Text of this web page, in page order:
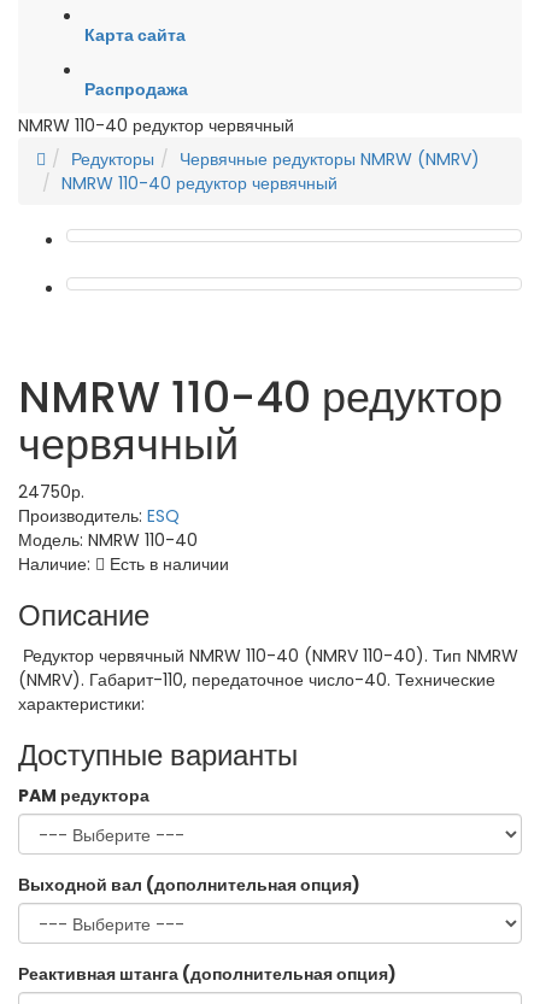
Карта сайта
Распродажа
NMRW 110-40 редуктор червячный
Редукторы
Червячные редукторы NMRW (NMRV)
NMRW 110-40 редуктор червячный
NMRW 110-40 редуктор
червячный
24750р.
Производитель: ESQ
Модель: NMRW 110-40
Наличие:
Есть в наличии
Описание
Редуктор червячный NMRW 110-40 (NMRV 110-40). Тип NMRW
(NMRV). Габарит-110, передаточное число-40. Технические
характеристики:
Доступные варианты
PAM редуктора
Выходной вал (дополнительная опция)
Реактивная штанга (дополнительная опция)